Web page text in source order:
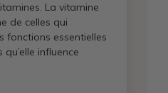
La vitamine
de celles qui
fonctions essentielles
influence